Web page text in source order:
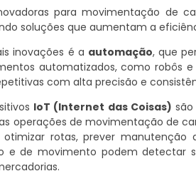
para movimentação de
soluções que aumentam a
inovações é a automação, que
automatizados, como robôs
com alta precisão e
IoT (Internet das Coisas)
operações de movimentação de
rotas, prever
e de movimento podem detectar